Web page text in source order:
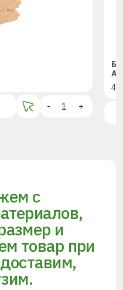
- +
AB
48
с
и
товар при